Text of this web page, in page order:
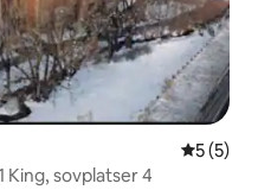
5 av 5 i
5 (5)
King, sovplatser 4